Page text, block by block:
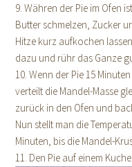
9. Währen der Pie im Ofen
Butter schmelzen, Zucker
Hitze kurz aufkochen
dazu und rühr das Ganze
10. Wenn der Pie 15
verteilt die Mandel-Masse
zurück in den Ofen und
Nun stellt man die
Minuten, bis die Mandel-
11. Den Pie auf einem